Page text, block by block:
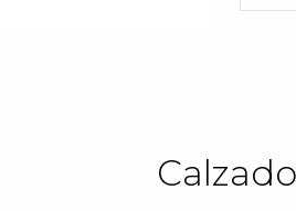
Calzado